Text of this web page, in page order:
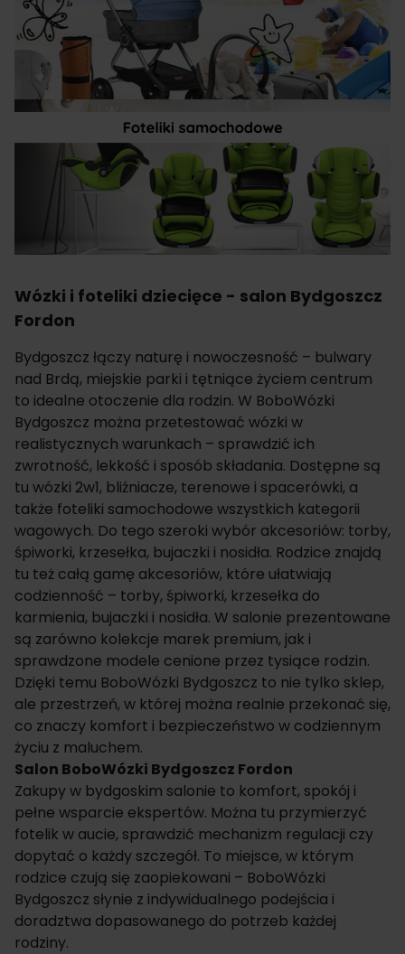
Wózki i foteliki dziecięce - salon Bydgoszcz
Fordon
Bydgoszcz łączy naturę i nowoczesność – bulwary
nad Brdą, miejskie parki i tętniące życiem centrum
to idealne otoczenie dla rodzin. W BoboWózki
Bydgoszcz można przetestować wózki w
realistycznych warunkach – sprawdzić ich
zwrotność, lekkość i sposób składania. Dostępne są
tu wózki 2w1, bliźniacze, terenowe i spacerówki, a
także foteliki samochodowe wszystkich kategorii
wagowych. Do tego szeroki wybór akcesoriów: torby,
śpiworki, krzesełka, bujaczki i nosidła. Rodzice znajdą
tu też całą gamę akcesoriów, które ułatwiają
codzienność – torby, śpiworki, krzesełka do
karmienia, bujaczki i nosidła. W salonie prezentowane
są zarówno kolekcje marek premium, jak i
sprawdzone modele cenione przez tysiące rodzin.
Dzięki temu BoboWózki Bydgoszcz to nie tylko sklep,
ale przestrzeń, w której można realnie przekonać się,
co znaczy komfort i bezpieczeństwo w codziennym
życiu z maluchem.
Salon BoboWózki Bydgoszcz Fordon
Zakupy w bydgoskim salonie to komfort, spokój i
pełne wsparcie ekspertów. Można tu przymierzyć
fotelik w aucie, sprawdzić mechanizm regulacji czy
dopytać o każdy szczegół. To miejsce, w którym
rodzice czują się zaopiekowani – BoboWózki
Bydgoszcz słynie z indywidualnego podejścia i
doradztwa dopasowanego do potrzeb każdej
rodziny.